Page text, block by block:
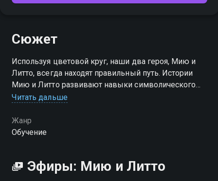
Сюжет
Используя цветовой круг, наши два героя, Мию и
Литто, всегда находят правильный путь. Истории
Мию и Литто развивают навыки символического
мышления, вовлекая детей в решение умственных
Читать дальше
Жанр
Обучение
Эфиры: Мию и Литто